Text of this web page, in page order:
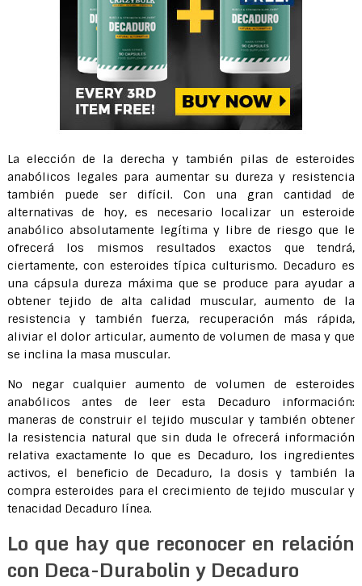
La elección de la derecha y también pilas de esteroides
anabólicos legales para aumentar su dureza y resistencia
también puede ser difícil. Con una gran cantidad de
alternativas de hoy, es necesario localizar un esteroide
anabólico absolutamente legítima y libre de riesgo que le
ofrecerá los mismos resultados exactos que tendrá,
ciertamente, con esteroides típica culturismo. Decaduro es
una cápsula dureza máxima que se produce para ayudar a
obtener tejido de alta calidad muscular, aumento de la
resistencia y también fuerza, recuperación más rápida,
aliviar el dolor articular, aumento de volumen de masa y que
se inclina la masa muscular.
No negar cualquier aumento de volumen de esteroides
anabólicos antes de leer esta Decaduro información:
maneras de construir el tejido muscular y también obtener
la resistencia natural que sin duda le ofrecerá información
relativa exactamente lo que es Decaduro, los ingredientes
activos, el beneficio de Decaduro, la dosis y también la
compra esteroides para el crecimiento de tejido muscular y
tenacidad Decaduro línea.
Lo que hay que reconocer en relación
con Deca-Durabolin y Decaduro